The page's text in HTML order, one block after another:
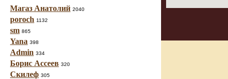
Магаз Анатолий 2040
poroch 1132
sm 865
Yana 398
Admin 334
Борис Ассеев 320
Скилеф 305